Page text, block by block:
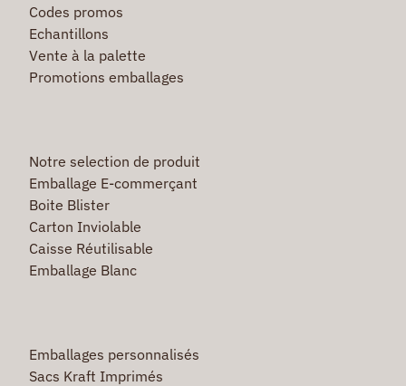
Codes promos
Echantillons
Vente à la palette
Promotions emballages
Notre selection de produit
Emballage E-commerçant
Boite Blister
Carton Inviolable
Caisse Réutilisable
Emballage Blanc
Emballages personnalisés
Sacs Kraft Imprimés